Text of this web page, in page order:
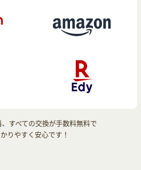
すべての交換が手数料無料で
りやすく安心です！